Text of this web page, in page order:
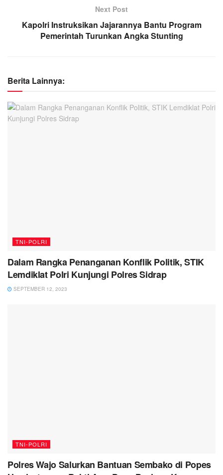
Next Post
Kapolri Instruksikan Jajarannya Bantu Program
Pemerintah Turunkan Angka Stunting
Berita Lainnya:
TNI-POLRI
Dalam Rangka Penanganan Konflik Politik, STIK
Lemdiklat Polri Kunjungi Polres Sidrap
SEPTEMBER 12, 2023
TNI-POLRI
Polres Wajo Salurkan Bantuan Sembako di Popes